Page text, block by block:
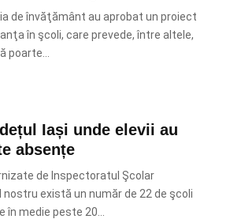
de învăţământ au aprobat un proiect
în şcoli, care prevede, între altele,
poarte...
Iași unde elevii au
absențe
de Inspectoratul Şcolar
există un număr de 22 de şcoli
în medie peste 20...